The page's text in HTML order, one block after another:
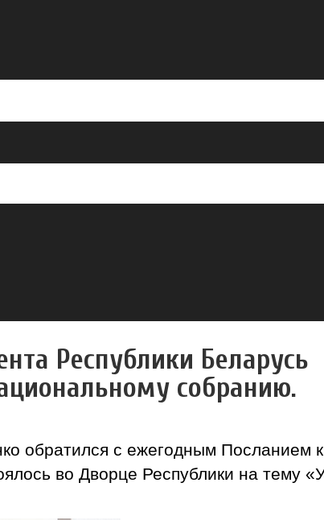
Республики Беларусь
собранию.
обратился с ежегодным Посланием к
во Дворце Республики на тему